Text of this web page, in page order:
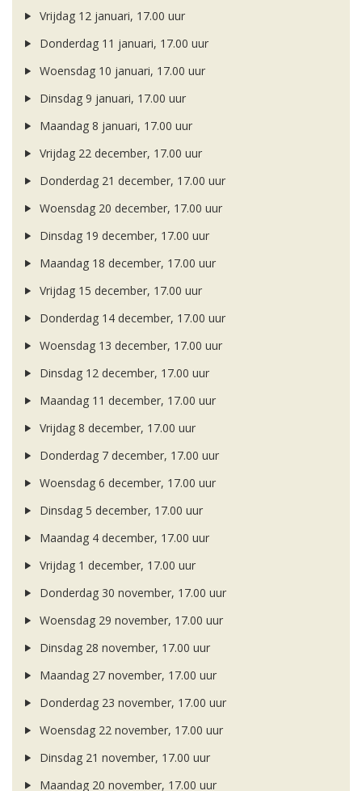
Vrijdag 12 januari, 17.00 uur
Donderdag 11 januari, 17.00 uur
Woensdag 10 januari, 17.00 uur
Dinsdag 9 januari, 17.00 uur
Maandag 8 januari, 17.00 uur
Vrijdag 22 december, 17.00 uur
Donderdag 21 december, 17.00 uur
Woensdag 20 december, 17.00 uur
Dinsdag 19 december, 17.00 uur
Maandag 18 december, 17.00 uur
Vrijdag 15 december, 17.00 uur
Donderdag 14 december, 17.00 uur
Woensdag 13 december, 17.00 uur
Dinsdag 12 december, 17.00 uur
Maandag 11 december, 17.00 uur
Vrijdag 8 december, 17.00 uur
Donderdag 7 december, 17.00 uur
Woensdag 6 december, 17.00 uur
Dinsdag 5 december, 17.00 uur
Maandag 4 december, 17.00 uur
Vrijdag 1 december, 17.00 uur
Donderdag 30 november, 17.00 uur
Woensdag 29 november, 17.00 uur
Dinsdag 28 november, 17.00 uur
Maandag 27 november, 17.00 uur
Donderdag 23 november, 17.00 uur
Woensdag 22 november, 17.00 uur
Dinsdag 21 november, 17.00 uur
Maandag 20 november, 17.00 uur